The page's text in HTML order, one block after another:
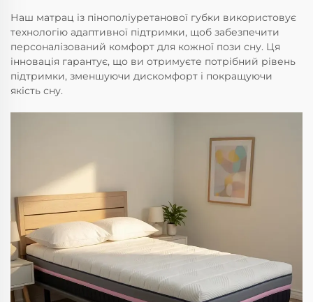
Наш матрац із пінополіуретанової губки використовує
технологію адаптивної підтримки, щоб забезпечити
персоналізований комфорт для кожної пози сну. Ця
інновація гарантує, що ви отримуєте потрібний рівень
підтримки, зменшуючи дискомфорт і покращуючи
якість сну.